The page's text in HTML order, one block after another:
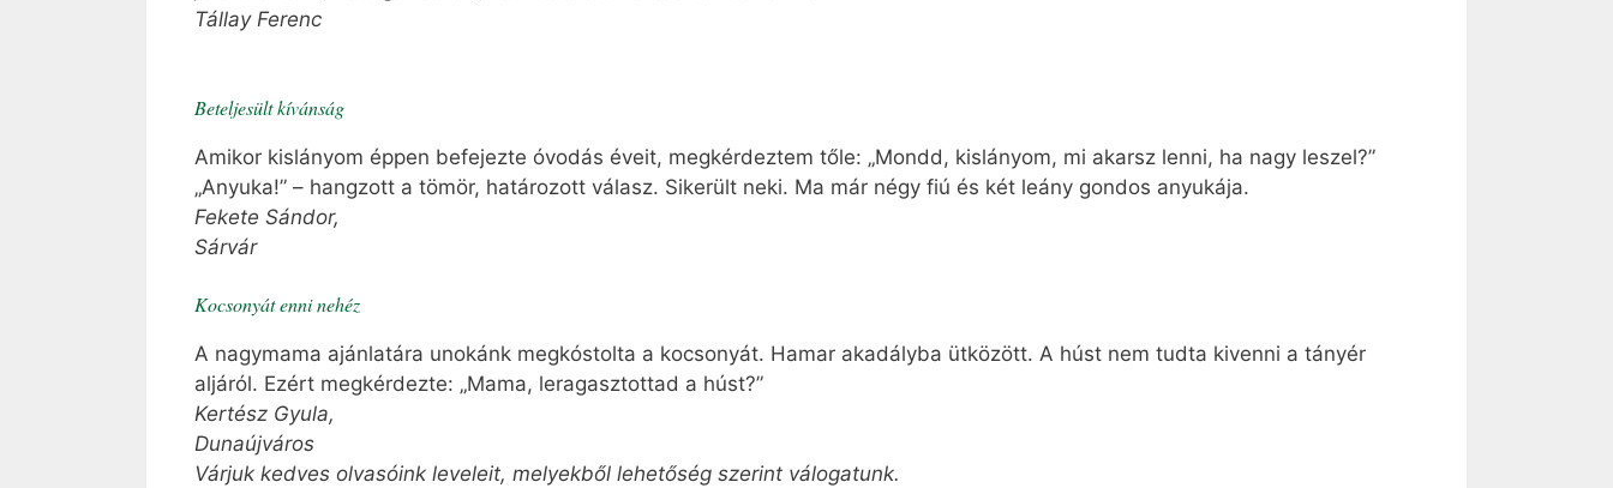
Tállay Ferenc
Beteljesült kívánság
Amikor kislányom éppen befejezte óvodás éveit, megkérdeztem tőle: „Mondd, kislányom, mi akarsz lenni, ha nagy leszel?”
„Anyuka!” – hangzott a tömör, határozott válasz. Sikerült neki. Ma már négy fiú és két leány gondos anyukája.
Fekete Sándor,
Sárvár
Kocsonyát enni nehéz
A nagymama ajánlatára unokánk megkóstolta a kocsonyát. Hamar akadályba ütközött. A húst nem tudta kivenni a tányér
aljáról. Ezért megkérdezte: „Mama, leragasztottad a húst?”
Kertész Gyula,
Dunaújváros
Várjuk kedves olvasóink leveleit, melyekből lehetőség szerint válogatunk.